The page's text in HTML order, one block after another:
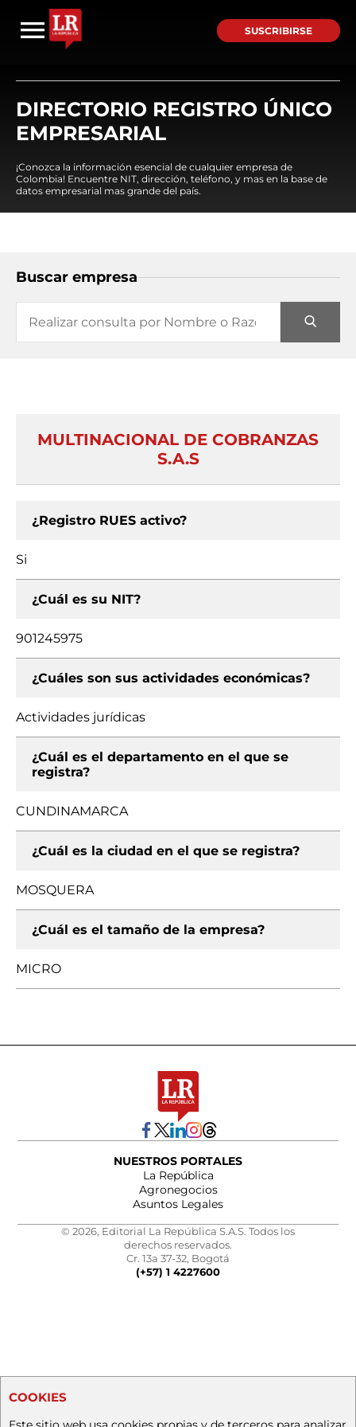
SUSCRIBIRSE
DIRECTORIO REGISTRO ÚNICO
EMPRESARIAL
¡Conozca la información esencial de cualquier empresa de
Colombia! Encuentre NIT, dirección, teléfono, y mas en la base de
datos empresarial mas grande del país.
Buscar empresa
MULTINACIONAL DE COBRANZAS
S.A.S
¿Registro RUES activo?
Si
¿Cuál es su NIT?
901245975
¿Cuáles son sus actividades económicas?
Actividades jurídicas
¿Cuál es el departamento en el que se
registra?
CUNDINAMARCA
¿Cuál es la ciudad en el que se registra?
MOSQUERA
¿Cuál es el tamaño de la empresa?
MICRO
NUESTROS PORTALES
La República
Agronegocios
Asuntos Legales
© 2026, Editorial La República S.A.S. Todos los
derechos reservados.
Cr. 13a 37-32, Bogotá
(+57) 1 4227600
COOKIES